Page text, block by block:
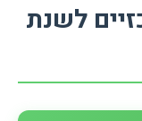
לשנת